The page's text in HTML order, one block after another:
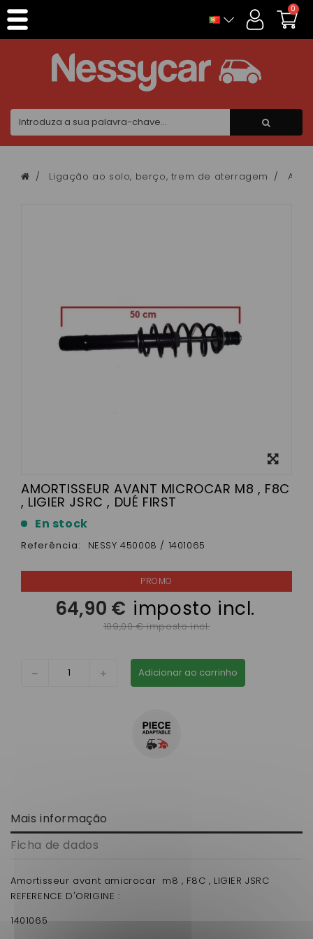
0
Ligação ao solo, berço, trem de aterragem
AMORTISSEUR AVANT MICROCAR M8 , F8C
, LIGIER JSRC , DUÉ FIRST
En stock
Referência: NESSY 450008 / 1401065
64,90 € imposto incl.
109,00 € imposto incl.
Adicionar ao carrinho
Mais informação
Ficha de dados
Amortisseur avant amicrocar m8 , F8C , LIGIER JSRC
REFERENCE D'ORIGINE :
1401065
Painel de Gerenciamento de Cookies